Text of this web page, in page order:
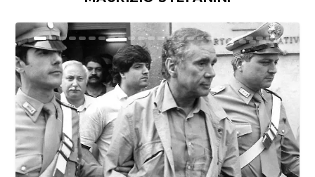
Ground Rules. Alejan...
«Rafael: Poesía subl...
Bienvenidos al circo...
Georges de La Tour. ...
Robert Capa: la hist...